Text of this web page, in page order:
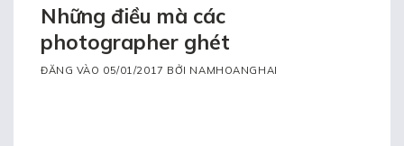
Những điều mà các
photographer ghét
ĐĂNG VÀO 05/01/2017 BỞI NAMHOANGHAI